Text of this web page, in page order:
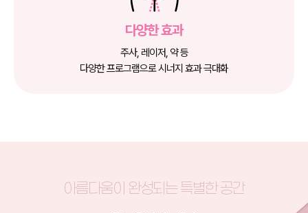
다양한 효과
주사, 레이저, 약 등
다양한 프로그램으로 시너지 효과 극대화
아름다움이 완성되는 특별한 공간